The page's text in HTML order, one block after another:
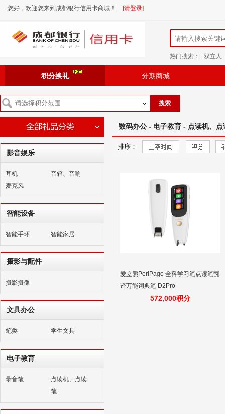
您好，欢迎您来到成都银行信用卡商城！ [请登录]
热门搜索： 双立人
积分换礼 分期商城
搜索
影音娱乐
耳机
音箱、音响
麦克风
智能设备
智能手环 智能家居
摄影与配件
摄影摄像
文具办公
笔类 学生文具
电子教育
录音笔
点读机、点读
笔
数码办公 - 电子教育 - 点读机、点
排序：
爱立熊PeriPage 全科学习笔点读笔翻
译万能词典笔 D2Pro
572,000积分